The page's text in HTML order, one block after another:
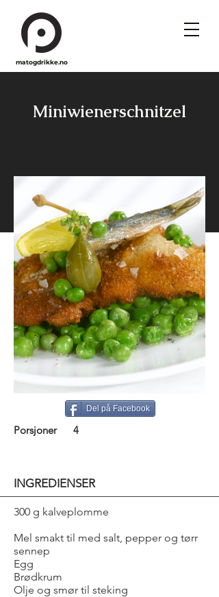
matogdrikke.no
Miniwienerschnitzel
Del på Facebook
Porsjoner 4
INGREDIENSER
300 g kalveplomme
Mel smakt til med salt, pepper og tørr
sennep
Egg
Brødkrum
Olje og smør til steking